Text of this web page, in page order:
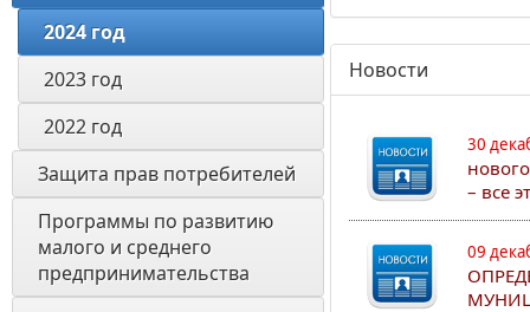
2024 год
2023 год
2022 год
Защита прав потребителей
Программы по развитию
малого и среднего
предпринимательства
Новости
30
– все
09